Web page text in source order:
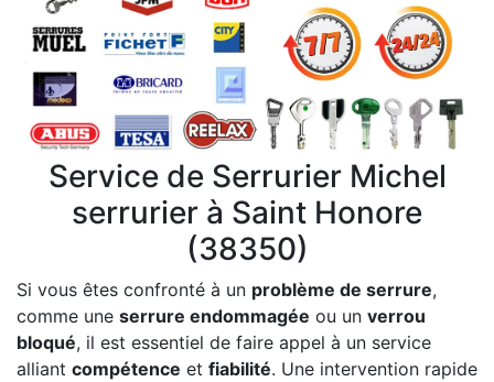
Service de Serrurier Michel
serrurier à Saint Honore
(38350)
Si vous êtes confronté à un problème de serrure,
comme une serrure endommagée ou un verrou
bloqué, il est essentiel de faire appel à un service
alliant compétence et fiabilité. Une intervention rapide